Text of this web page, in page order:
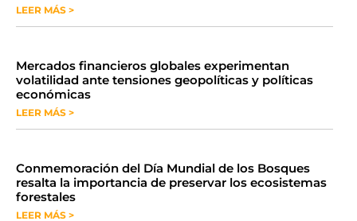
LEER MÁS >
Mercados financieros globales experimentan
volatilidad ante tensiones geopolíticas y políticas
económicas
LEER MÁS >
Conmemoración del Día Mundial de los Bosques
resalta la importancia de preservar los ecosistemas
forestales
LEER MÁS >